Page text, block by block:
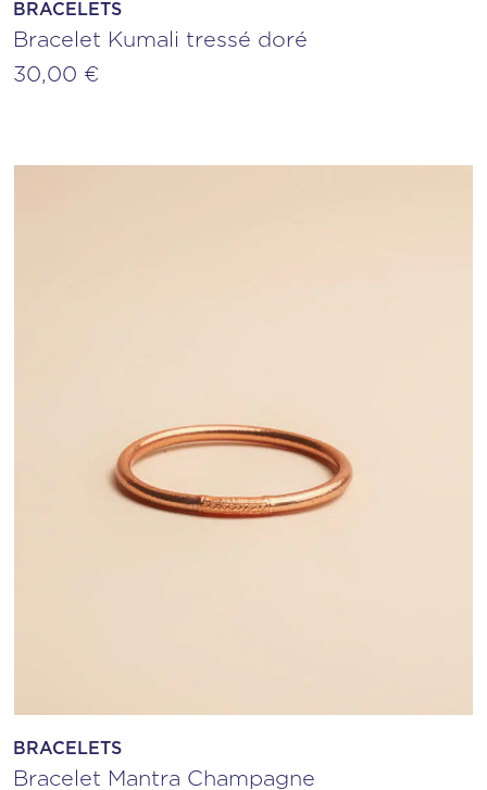
BRACELETS
Bracelet Kumali tressé doré
30,00 €
BRACELETS
Bracelet Mantra Champagne